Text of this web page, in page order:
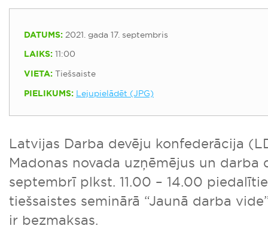
DATUMS: 2021. gada 17. septembris
LAIKS: 11:00
VIETA: Tiešsaiste
PIELIKUMS: Lejupielādēt (JPG)
Latvijas Darba devēju konfederācija
Madonas novada uzņēmējus un darba
septembrī plkst. 11.00 – 14.00
tiešsaistes seminārā “Jaunā darba
ir bezmaksas.